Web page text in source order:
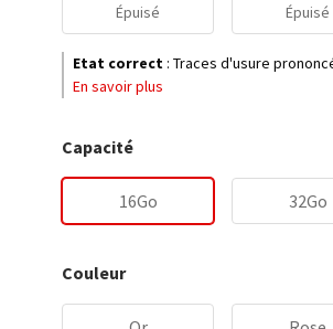
Épuisé Épuisé
Etat correct : Traces d'usure
En savoir plus
Capacité
16Go 32Go
Couleur